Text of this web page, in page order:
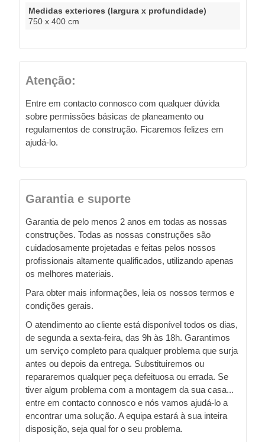
Medidas exteriores (largura x profundidade)
750 x 400 cm
Atenção:
Entre em contacto connosco com qualquer dúvida
sobre permissões básicas de planeamento ou
regulamentos de construção. Ficaremos felizes em
ajudá-lo.
Garantia e suporte
Garantia de pelo menos 2 anos em todas as nossas
construções. Todas as nossas construções são
cuidadosamente projetadas e feitas pelos nossos
profissionais altamente qualificados, utilizando apenas
os melhores materiais.
Para obter mais informações, leia os nossos termos e
condições gerais.
O atendimento ao cliente está disponível todos os dias,
de segunda a sexta-feira, das 9h às 18h. Garantimos
um serviço completo para qualquer problema que surja
antes ou depois da entrega. Substituiremos ou
repararemos qualquer peça defeituosa ou errada. Se
tiver algum problema com a montagem da sua casa...
entre em contacto connosco e nós vamos ajudá-lo a
encontrar uma solução. A equipa estará à sua inteira
disposição, seja qual for o seu problema.